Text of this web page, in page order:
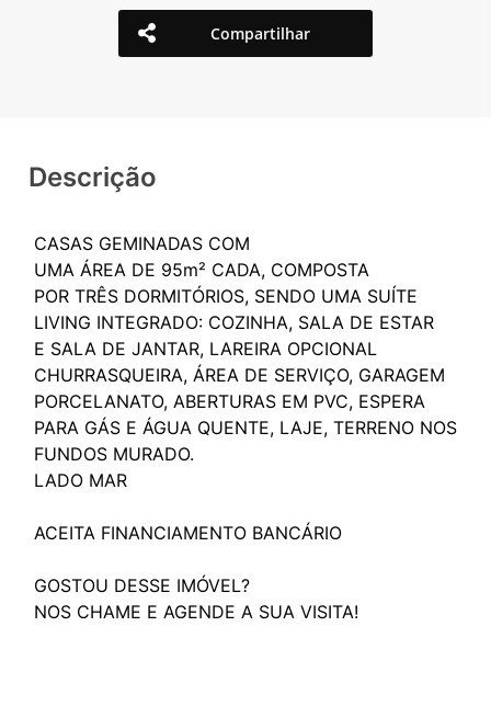
Compartilhar
Descrição
CASAS GEMINADAS COM
UMA ÁREA DE 95m² CADA, COMPOSTA
POR TRÊS DORMITÓRIOS, SENDO UMA SUÍTE
LIVING INTEGRADO: COZINHA, SALA DE ESTAR
E SALA DE JANTAR, LAREIRA OPCIONAL
CHURRASQUEIRA, ÁREA DE SERVIÇO, GARAGEM
PORCELANATO, ABERTURAS EM PVC, ESPERA
PARA GÁS E ÁGUA QUENTE, LAJE, TERRENO NOS
FUNDOS MURADO.
LADO MAR
ACEITA FINANCIAMENTO BANCÁRIO
GOSTOU DESSE IMÓVEL?